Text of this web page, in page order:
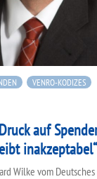
VENRO-KODIZES
auf
inakzeptabel“
Wilke vom